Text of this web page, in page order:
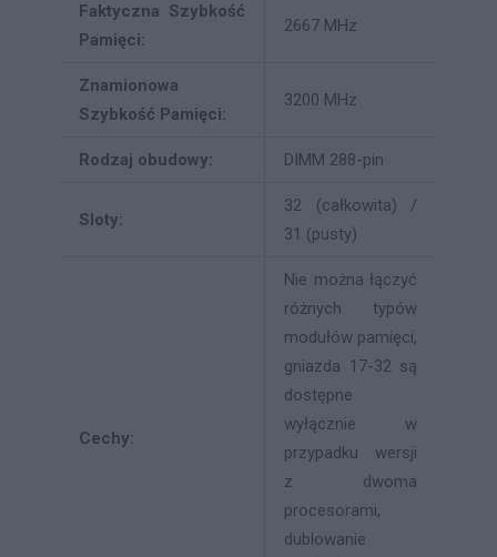
Faktyczna Szybkość
Pamięci:
2667 MHz
Znamionowa
Szybkość Pamięci:
3200 MHz
Rodzaj obudowy: DIMM 288-pin
Sloty:
32 (całkowita) /
31 (pusty)
Cechy:
Nie można łączyć
różnych typów
modułów pamięci,
gniazda 17-32 są
dostępne
wyłącznie w
przypadku wersji
z dwoma
procesorami,
dublowanie